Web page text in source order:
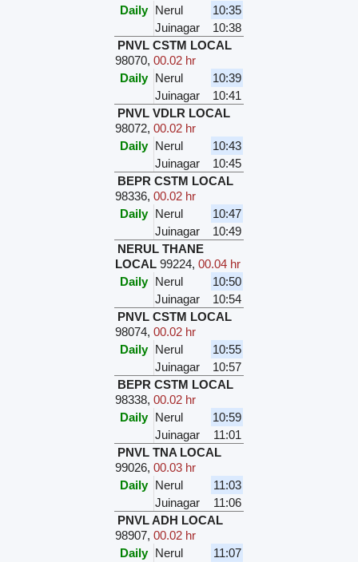
Daily Nerul
10:35
Juinagar
10:38
PNVL CSTM LOCAL
98070,00.02 hr
Daily Nerul
10:39
Juinagar
10:41
PNVL VDLR LOCAL
98072,00.02 hr
Daily Nerul
10:43
Juinagar
10:45
BEPR CSTM LOCAL
98336,00.02 hr
Daily Nerul
10:47
Juinagar
10:49
NERUL THANE
LOCAL 99224,00.04 hr
Daily Nerul
10:50
Juinagar
10:54
PNVL CSTM LOCAL
98074,00.02 hr
Daily Nerul
10:55
Juinagar
10:57
BEPR CSTM LOCAL
98338,00.02 hr
Daily Nerul
10:59
Juinagar
11:01
PNVL TNA LOCAL
99026,00.03 hr
Daily Nerul
11:03
Juinagar
11:06
PNVL ADH LOCAL
98907,00.02 hr
Daily Nerul
11:07